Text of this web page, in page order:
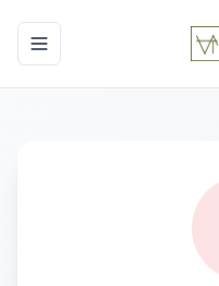
Toggle navigation menu